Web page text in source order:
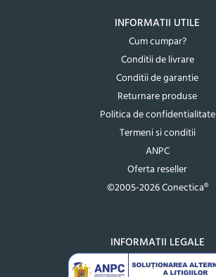
INFORMATII UTILE
Cum cumpar?
Conditii de livrare
Conditii de garantie
Returnare produse
Politica de confidentialitate
Termeni si conditii
ANPC
Oferta reseller
©2005-2026 Conectica®
INFORMATII LEGALE